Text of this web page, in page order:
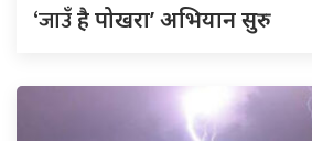
‘जाउँहै पोखरा’ अभियान सुरु